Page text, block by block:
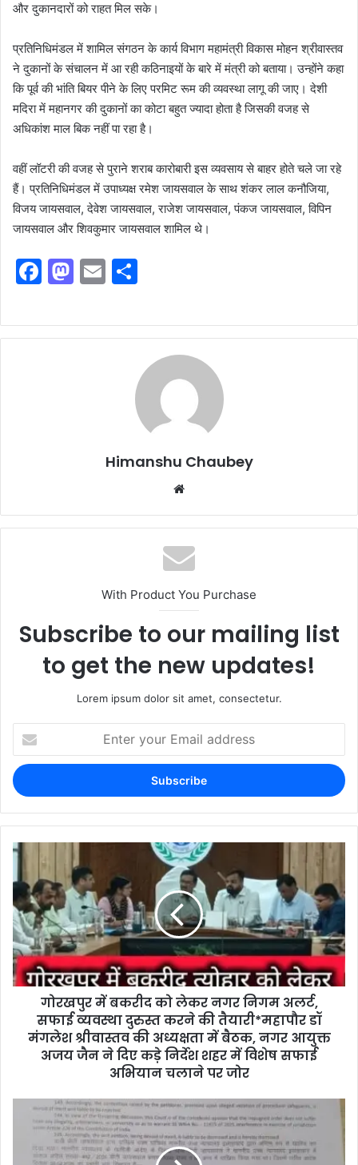
और दुकानदारों को राहत मिल सके।
प्रतिनिधिमंडल में शामिल संगठन के कार्य विभाग महामंत्री विकास मोहन श्रीवास्तव
ने दुकानों के संचालन में आ रही कठिनाइयों के बारे में मंत्री को बताया। उन्होंने कहा
कि पूर्व की भांति बियर पीने के लिए परमिट रूम की व्यवस्था लागू की जाए। देशी
मदिरा में महानगर की दुकानों का कोटा बहुत ज्यादा होता है जिसकी वजह से
अधिकांश माल बिक नहीं पा रहा है।
वहीं लॉटरी की वजह से पुराने शराब कारोबारी इस व्यवसाय से बाहर होते चले जा रहे
हैं। प्रतिनिधिमंडल में उपाध्यक्ष रमेश जायसवाल के साथ शंकर लाल कनौजिया,
विजय जायसवाल, देवेश जायसवाल, राजेश जायसवाल, पंकज जायसवाल, विपिन
जायसवाल और शिवकुमार जायसवाल शामिल थे।
F
c
e
M
st
o
E
ai
l
ar
e
Himanshu Chaubey
With Product You Purchase
Subscribe to our mailing list
to get the new updates!
Lorem ipsum dolor sit amet, consectetur.
गोरखपुर में बकरीद को लेकर नगर निगम अलर्ट,
सफाई व्यवस्था दुरुस्त करने की तैयारी*महापौर डॉ
मंगलेश श्रीवास्तव की अध्यक्षता में बैठक, नगर आयुक्त
अजय जैन ने दिए कड़े निर्देश शहर में विशेष सफाई
अभियान चलाने पर जोर